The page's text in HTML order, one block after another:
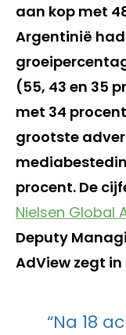
aan kop met
Argentinië
(55, 43 en 35
met 34
grootste
procent. De
Nielsen Global
Deputy
AdView zegt
“Na 18